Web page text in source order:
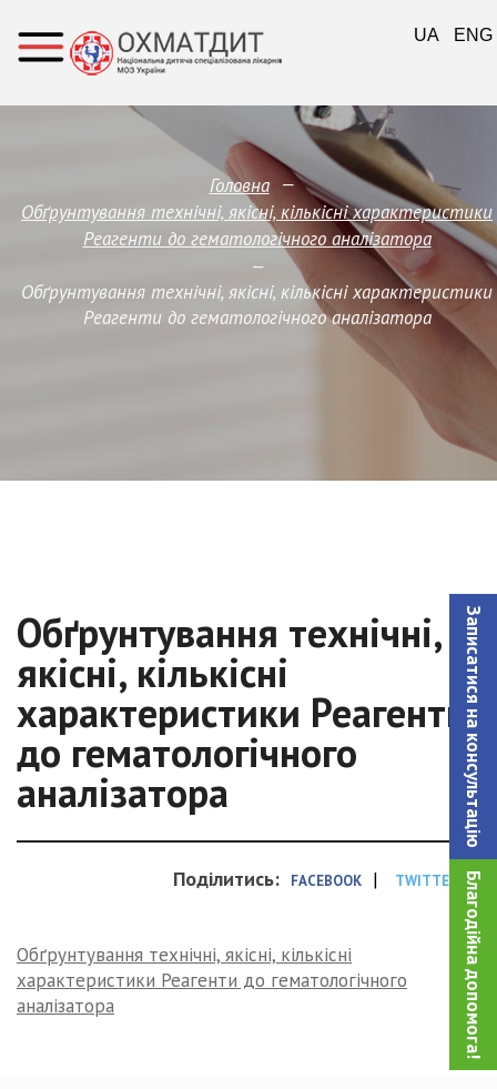
Записатися на консультацiю
Благодійна допомога!
Головна —
Обґрунтування технічні, якісні, кількісні характеристики
Реагенти до гематологічного аналізатора
—
Обґрунтування технічні, якісні, кількісні характеристики
Реагенти до гематологічного аналізатора
Обґрунтування технічні,
якісні, кількісні
характеристики Реагенти
до гематологічного
аналізатора
Поділитись: FACEBOOK | TWITTER
Обґрунтування технічні, якісні, кількісні
характеристики Реагенти до гематологічного
аналізатора
UA ENG